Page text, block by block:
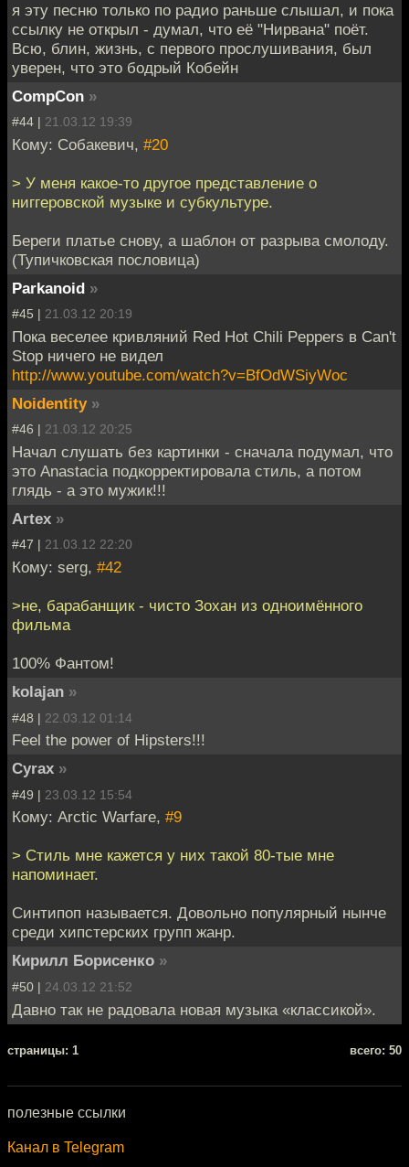
я эту песню только по радио раньше слышал, и пока
ссылку не открыл - думал, что её "Нирвана" поёт.
Всю, блин, жизнь, с первого прослушивания, был
уверен, что это бодрый Кобейн
CompCon »
#44 | 21.03.12 19:39
Кому: Собакевич, #20
> У меня какое-то другое представление о
ниггеровской музыке и субкультуре.
Береги платье снову, а шаблон от разрыва смолоду.
(Тупичковская пословица)
Parkanoid »
#45 | 21.03.12 20:19
Пока веселее кривляний Red Hot Chili Peppers в Can't
Stop ничего не видел
http://www.youtube.com/watch?v=BfOdWSiyWoc
Noidentity »
#46 | 21.03.12 20:25
Начал слушать без картинки - сначала подумал, что
это Anastacia подкорректировала стиль, а потом
глядь - а это мужик!!!
Artex »
#47 | 21.03.12 22:20
Кому: serg, #42
>не, барабанщик - чисто Зохан из одноимённого
фильма
100% Фантом!
kolajan »
#48 | 22.03.12 01:14
Feel the power of Hipsters!!!
Cyrax »
#49 | 23.03.12 15:54
Кому: Arctic Warfare, #9
> Стиль мне кажется у них такой 80-тые мне
напоминает.
Синтипоп называется. Довольно популярный нынче
среди хипстерских групп жанр.
Кирилл Борисенко »
#50 | 24.03.12 21:52
Давно так не радовала новая музыка «классикой».
cтраницы: 1 всего: 50
полезные ссылки
Канал в Telegram